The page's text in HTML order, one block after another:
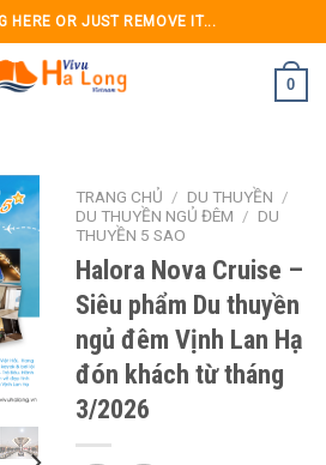
HERE OR JUST REMOVE IT...
0
TRANG CHỦ / DU THUYỀN /
DU THUYỀN NGỦ ĐÊM / DU
THUYỀN 5 SAO
Halora Nova Cruise –
Siêu phẩm Du thuyền
ngủ đêm Vịnh Lan Hạ
đón khách từ tháng
3/2026